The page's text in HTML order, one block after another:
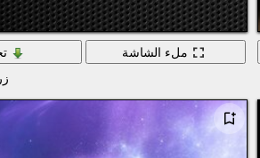
ملء الشاشة